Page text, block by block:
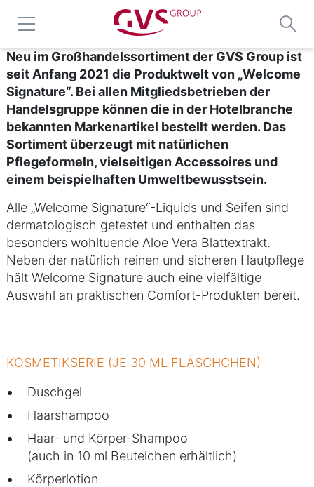
Neu im Großhandelssortiment der GVS Group ist
seit Anfang 2021 die Produktwelt von „Welcome
Signature“. Bei allen Mitgliedsbetrieben der
Handelsgruppe können die in der Hotelbranche
bekannten Markenartikel bestellt werden. Das
Sortiment überzeugt mit natürlichen
Pflegeformeln, vielseitigen Accessoires und
einem beispielhaften Umweltbewusstsein.
Alle „Welcome Signature“-Liquids und Seifen sind
dermatologisch getestet und enthalten das
besonders wohltuende Aloe Vera Blattextrakt.
Neben der natürlich reinen und sicheren Hautpflege
hält Welcome Signature auch eine vielfältige
Auswahl an praktischen Comfort-Produkten bereit.
KOSMETIKSERIE (JE 30 ML FLÄSCHCHEN)
Duschgel
Haarshampoo
Haar- und Körper-Shampoo
(auch in 10 ml Beutelchen erhältlich)
Körperlotion